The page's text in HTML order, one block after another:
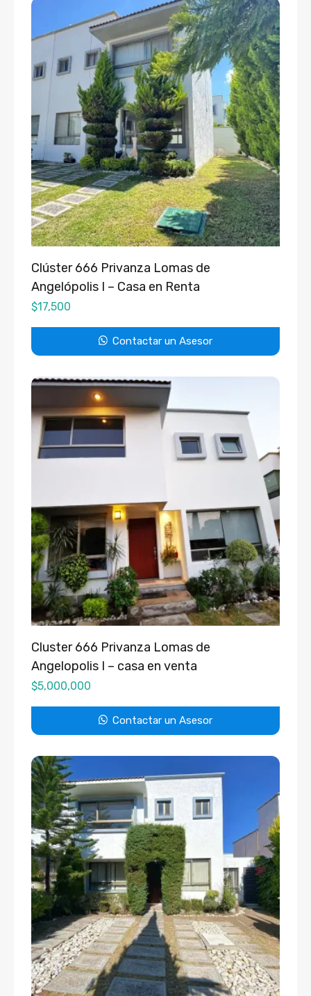
Clúster 666 Privanza Lomas de
Angelópolis I – Casa en Renta
$17,500
Contactar un Asesor
Cluster 666 Privanza Lomas de
Angelopolis I – casa en venta
$5,000,000
Contactar un Asesor